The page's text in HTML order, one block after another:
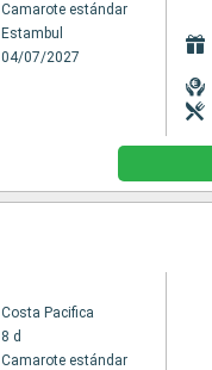
Camarote estándar
Estambul
04/07/2027
Costa Pacifica
8 d
Camarote estándar